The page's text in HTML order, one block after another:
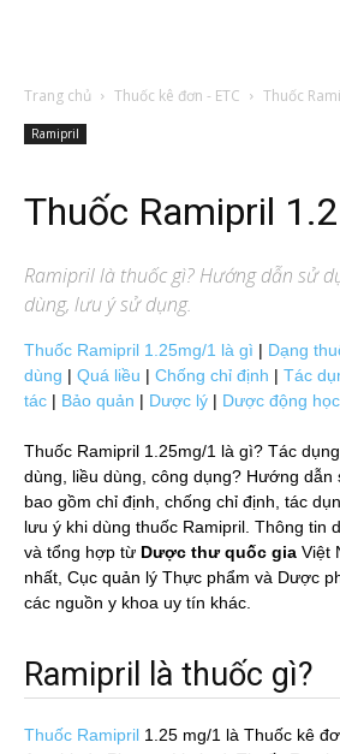
Trang chủ Thuốc kê đơn - ETC Thuốc
Ramipril
Thuốc Ramipril
Ramiprillà thuốc gì? Hướng dẫn sử
dùng, lưu ý sử dụng.
Thuốc Ramipril 1.25mg/1 là gì | Dạng
dùng | Quá liều | Chống chỉ định | Tác
tác | Bảo quản | Dược lý | Dược động học
Thuốc Ramipril 1.25mg/1 là gì? Tác
dùng, liều dùng, công dụng? Hướng dẫn
bao gồm chỉ định, chống chỉ định, tác
lưu ý khi dùng thuốc Ramipril. Thông tin
và tổng hợp từ Dược thư quốc gia Việt
nhất, Cục quản lý Thực phẩm và Dược
các nguồn y khoa uy tín khác.
Ramipril là thuốc gì?
Thuốc Ramipril 1.25 mg/1 là Thuốc kê